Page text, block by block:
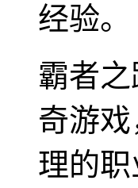
经验。
霸者
奇游
理的